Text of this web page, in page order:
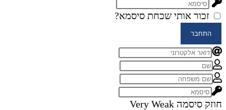
זכור אותי שכחת סיסמא?
התחבר
חוזק סיסמה Very Weak